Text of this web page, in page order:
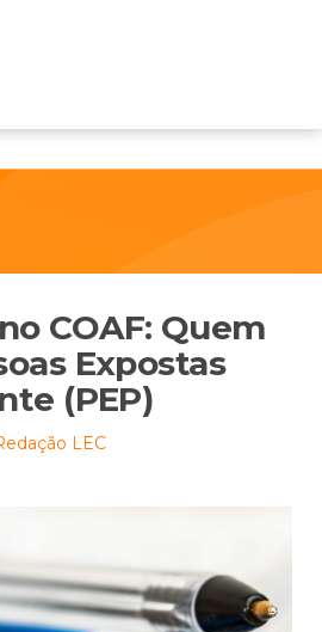
COAF: Quem
Expostas
(PEP)
LEC